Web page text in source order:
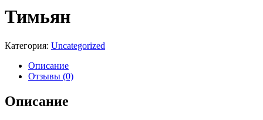
Тимьян
Категория: Uncategorized
Описание
Отзывы (0)
Описание